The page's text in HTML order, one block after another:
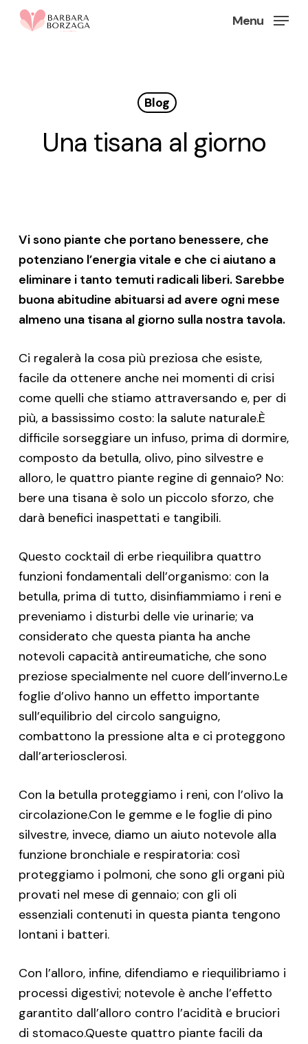
Skip
Menu
Blog
Una tisana al giorno
Vi sono piante che portano benessere, che
potenziano l’energia vitale e che ci aiutano a
eliminare i tanto temuti radicali liberi. Sarebbe
buona abitudine abituarsi ad avere ogni mese
almeno una tisana al giorno sulla nostra tavola.
Ci regalerà la cosa più preziosa che esiste,
facile da ottenere anche nei momenti di crisi
come quelli che stiamo attraversando e, per di
più, a bassissimo costo: la salute naturale.È
difficile sorseggiare un infuso, prima di dormire,
composto da betulla, olivo, pino silvestre e
alloro, le quattro piante regine di gennaio? No:
bere una tisana è solo un piccolo sforzo, che
darà benefici inaspettati e tangibili.
Questo cocktail di erbe riequilibra quattro
funzioni fondamentali dell’organismo: con la
betulla, prima di tutto, disinfiammiamo i reni e
preveniamo i disturbi delle vie urinarie; va
considerato che questa pianta ha anche
notevoli capacità antireumatiche, che sono
preziose specialmente nel cuore dell’inverno.Le
foglie d’olivo hanno un effetto importante
sull’equilibrio del circolo sanguigno,
combattono la pressione alta e ci proteggono
dall’arteriosclerosi.
Con la betulla proteggiamo i reni, con l’olivo la
circolazione.Con le gemme e le foglie di pino
silvestre, invece, diamo un aiuto notevole alla
funzione bronchiale e respiratoria: così
proteggiamo i polmoni, che sono gli organi più
provati nel mese di gennaio; con gli oli
essenziali contenuti in questa pianta tengono
lontani i batteri.
Con l’alloro, infine, difendiamo e riequilibriamo i
processi digestivi; notevole è anche l’effetto
garantito dall’alloro contro l’acidità e bruciori
di stomaco.Queste quattro piante facili da